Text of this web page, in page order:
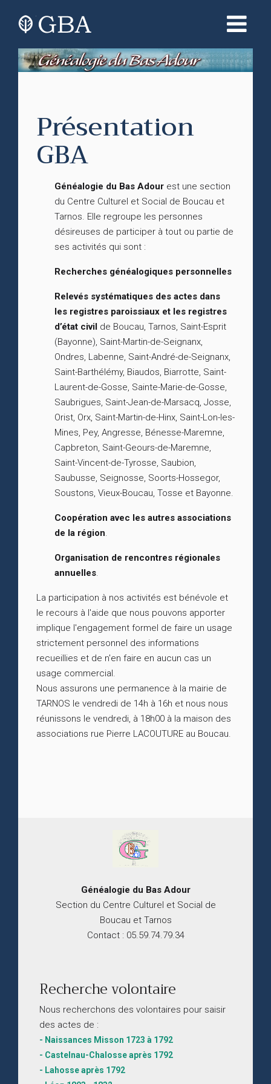
Généalogie du BasAdour
Section du Centre Culturel et Social de
Boucau et Tarnos
Contact : 05.59.74.79.34
Recherche volontaire
Nous recherchons des volontaires pour saisir
des actes de :
- Naissances Misson 1723 à 1792
- Castelnau-Chalosse après 1792
- Lahosse après 1792
Présentation
GBA
Généalogie du Bas Adour est une section
du Centre Culturel et Social de Boucau et
Tarnos. Elle regroupe les personnes
désireuses de participer à tout ou partie de
ses activités qui sont :
Recherches généalogiques personnelles
Relevés systématiques des actes dans
les registres paroissiaux et les registres
d’état civil de Boucau, Tarnos, Saint-Esprit
(Bayonne), Saint-Martin-de-Seignanx,
Ondres, Labenne, Saint-André-de-Seignanx,
Saint-Barthélémy, Biaudos, Biarrotte, Saint-
Laurent-de-Gosse, Sainte-Marie-de-Gosse,
Saubrigues, Saint-Jean-de-Marsacq, Josse,
Orist, Orx, Saint-Martin-de-Hinx, Saint-Lon-les-
Mines, Pey, Angresse, Bénesse-Maremne,
Capbreton, Saint-Geours-de-Maremne,
Saint-Vincent-de-Tyrosse, Saubion,
Saubusse, Seignosse, Soorts-Hossegor,
Soustons, Vieux-Boucau, Tosse et Bayonne.
Coopération avec les autres associations
de la région.
Organisation de rencontres régionales
annuelles.
La participation à nos activités est bénévole et
le recours à l'aide que nous pouvons apporter
implique l'engagement formel de faire un usage
strictement personnel des informations
recueillies et de n'en faire en aucun cas un
usage commercial.
Nous assurons une permanence à la mairie de
TARNOS le vendredi de 14h à 16h et nous nous
réunissons le vendredi, à 18h00 à la maison des
associations rue Pierre LACOUTURE au Boucau.